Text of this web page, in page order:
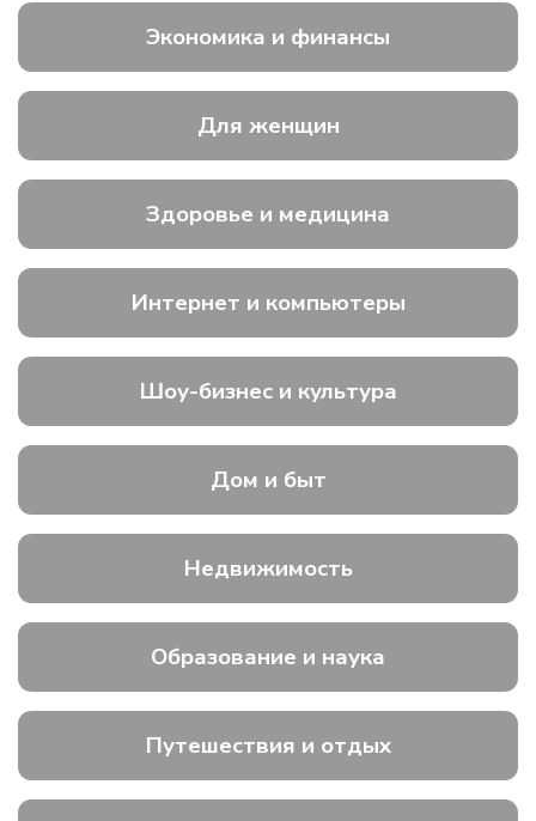
Экономика и финансы
Для женщин
Здоровье и медицина
Интернет и компьютеры
Шоу-бизнес и культура
Дом и быт
Недвижимость
Образование и наука
Путешествия и отдых